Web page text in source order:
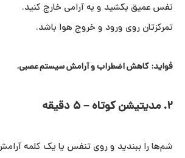
نفس عمیق بکشید و به آرامی خارج کنید.
تمرکزتان روی ورود و خروج هوا باشد.
فواید: کاهش اضطراب و آرامش سیستم عصبی.
۲. مدیتیشن کوتاه – ۵ دقیقه
شم‌ها را ببندید و روی تنفس یا یک کلمه